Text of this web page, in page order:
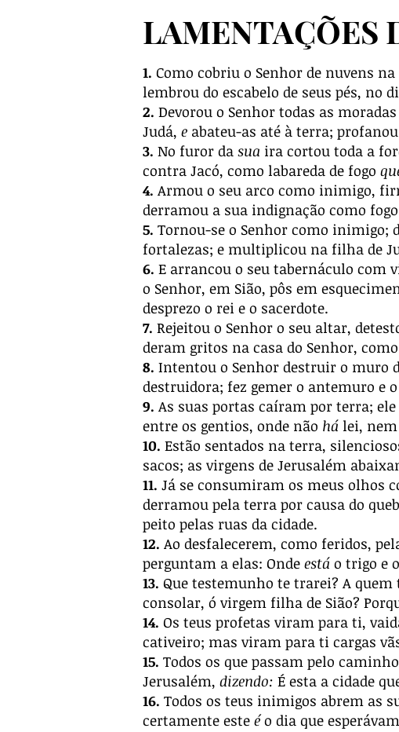
LAMENTAÇÕES
1. Como cobriu o Senhor de nuvens
lembrou do escabelo de seus pés, no
2. Devorou o Senhor todas as
Judá, e abateu-as até à terra;
3. No furor da sua ira cortou toda a
contra Jacó, como labareda de fogo
4. Armou o seu arco como inimigo,
derramou a sua indignação como
5. Tornou-se o Senhor como inimigo;
fortalezas; e multiplicou na filha de
6. E arrancou o seu tabernáculo com
o Senhor, em Sião, pôs em
desprezo o rei e o sacerdote.
7. Rejeitou o Senhor o seu altar,
deram gritos na casa do Senhor,
8. Intentou o Senhor destruir o muro
destruidora; fez gemer o antemuro e
9. As suas portas caíram por terra;
entre os gentios, onde não há lei,
10. Estão sentados na terra,
sacos; as virgens de Jerusalém
11. Já se consumiram os meus olhos
derramou pela terra por causa do
peito pelas ruas da cidade.
12. Ao desfalecerem, como feridos,
perguntam a elas: Onde está o trigo e
13. Que testemunho te trarei? A
consolar, ó virgem filha de Sião?
14. Os teus profetas viram para ti,
cativeiro; mas viram para ti cargas
15. Todos os que passam pelo
Jerusalém, dizendo: É esta a cidade
16. Todos os teus inimigos abrem as
certamente este éo dia que